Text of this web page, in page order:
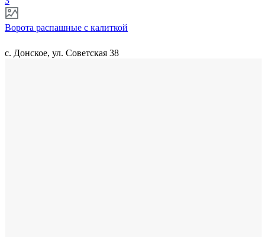
Ворота распашные с калиткой
с. Донское, ул. Советская 38